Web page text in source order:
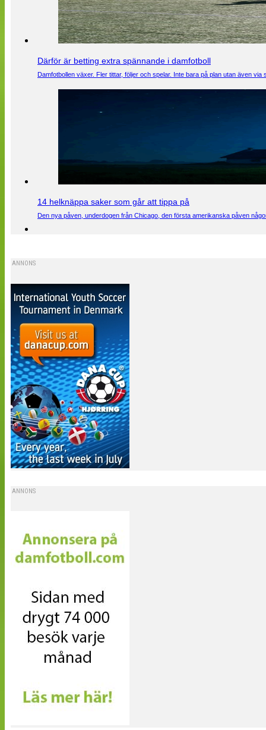
Därför är betting extra spännande i damfotboll
Damfotbollen växer. Fler tittar, följer och spelar. Inte bara på plan utan även
14 helknäppa saker som går att tippa på
Den nya påven, underdogen från Chicago, den första amerikanska påven
ANNONS
ANNONS